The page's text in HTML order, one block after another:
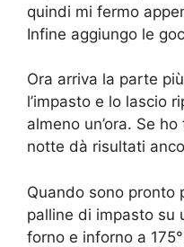
quindi mi fermo
Infine aggiungo le
Ora arriva la parte
l’impasto e lo lascio
almeno un’ora. Se
notte dà risultati
Quando sono pronto
palline di impasto su
forno e inforno a